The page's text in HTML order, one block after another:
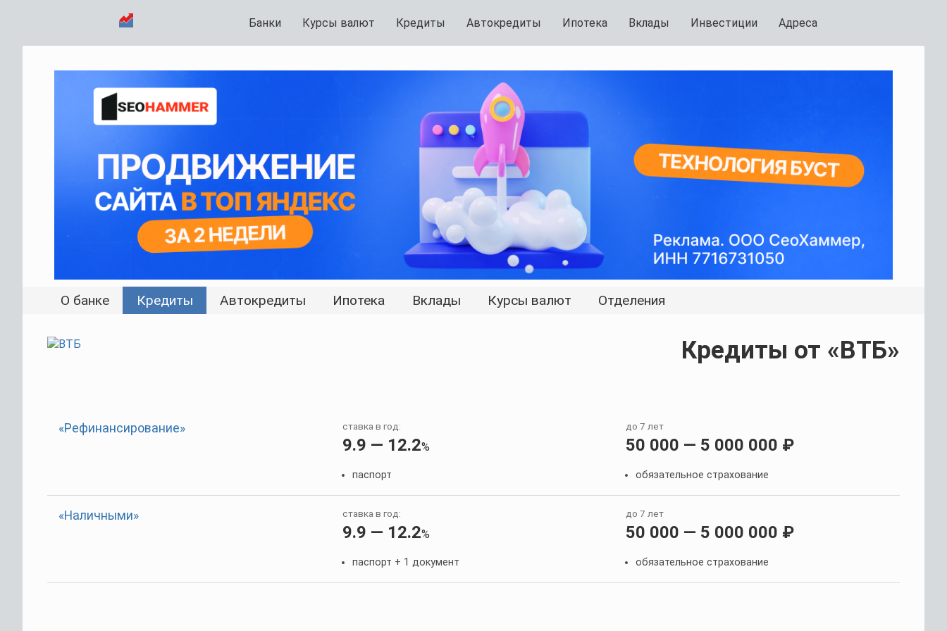
Банки Курсы валют Кредиты Автокредиты Ипотека Вклады Инвестиции Адреса
О банке Кредиты Автокредиты Ипотека Вклады Курсы валют Отделения
Кредиты от «ВТБ»
«Рефинансирование» ставка в год:
9.9 — 12.2%
до 7 лет
50 000 — 5 000 000 ₽
паспорт обязательное страхование
«Наличными» ставка в год:
9.9 — 12.2%
до 7 лет
50 000 — 5 000 000 ₽
паспорт + 1 документ обязательное страхование